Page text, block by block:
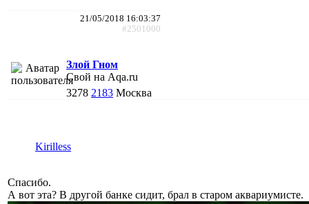
21/05/2018 16:03:37
#2501000
Злой Гном
Свой на Aqa.ru
3278 2183 Москва
Kirilless
Спасибо.
А вот эта? В другой банке сидит, брал в старом аквариумисте.